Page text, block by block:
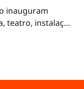
inauguram
teatro, instalação